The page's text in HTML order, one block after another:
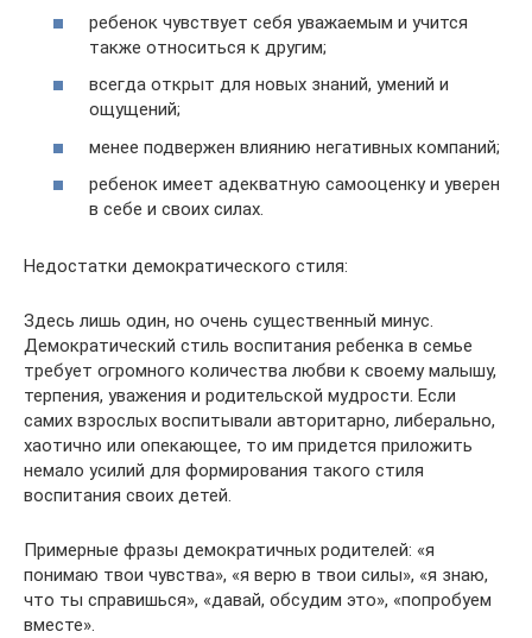
ребенок чувствует себя уважаемым и учится
также относиться к другим;
всегда открыт для новых знаний, умений и
ощущений;
менее подвержен влиянию негативных компаний;
ребенок имеет адекватную самооценку и уверен
в себе и своих силах.
Недостатки демократического стиля:
Здесь лишь один, но очень существенный минус.
Демократический стиль воспитания ребенка в семье
требует огромного количества любви к своему малышу,
терпения, уважения и родительской мудрости. Если
самих взрослых воспитывали авторитарно, либерально,
хаотично или опекающее, то им придется приложить
немало усилий для формирования такого стиля
воспитания своих детей.
Примерные фразы демократичных родителей: «я
понимаю твои чувства», «я верю в твои силы», «я знаю,
что ты справишься», «давай, обсудим это», «попробуем
вместе».